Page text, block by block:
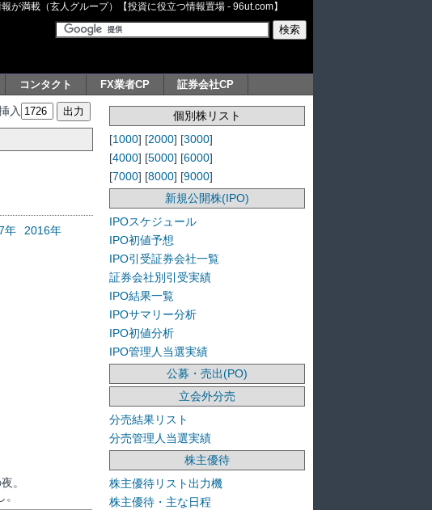
が満載（玄人グループ）【投資に役立つ情報置場 - 96ut.com】
コンタクト FX業者CP 証券会社CP
入
年 2016年
。
個別株リスト
[1000] [2000] [3000]
[4000] [5000] [6000]
[7000] [8000] [9000]
新規公開株(IPO)
IPOスケジュール
IPO初値予想
IPO引受証券会社一覧
証券会社別引受実績
IPO結果一覧
IPOサマリー分析
IPO初値分析
IPO管理人当選実績
公募・売出(PO)
立会外分売
分売結果リスト
分売管理人当選実績
株主優待
株主優待リスト出力機
株主優待・主な日程